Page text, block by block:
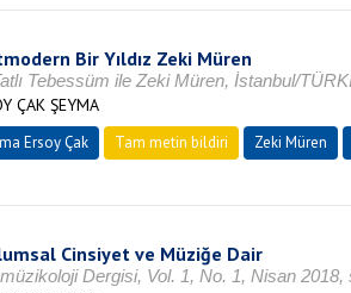
Bir Yıldız Zeki Müren
Tebessüm ile Zeki Müren, İstanbul/
ÇAK ŞEYMA
Ersoy Çak Tam metin bildiri Zeki Müren
Cinsiyet ve Müziğe Dair
Dergisi, Vol. 1, No. 1, Nisan